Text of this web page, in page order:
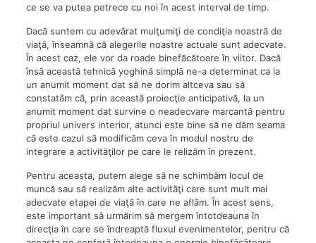
ce se va putea petrece cu noi în acest interval de timp.
Dacă suntem cu adevărat mulţumiţi de condiţia noastră de
viaţă, înseamnă că alegerile noastre actuale sunt adecvate.
În acest caz, ele vor da roade binefăcătoare în viitor. Dacă
însă această tehnică yoghină simplă ne-a determinat ca la
un anumit moment dat să ne dorim altceva sau să
constatăm că, prin această proiecţie anticipativă, la un
anumit moment dat survine o neadecvare marcantă pentru
propriul univers interior, atunci este bine să ne dăm seama
că este cazul să modificăm ceva în modul nostru de
integrare a activităţilor pe care le relizăm în prezent.
Pentru aceasta, putem alege să ne schimbăm locul de
muncă sau să realizăm alte activităţi care sunt mult mai
adecvate etapei de viaţă în care ne aflăm. În acest sens,
este important să urmărim să mergem întotdeauna în
direcţia în care se îndreaptă fluxul evenimentelor, pentru că